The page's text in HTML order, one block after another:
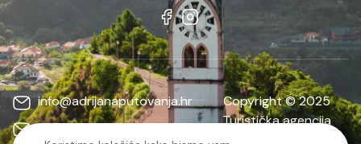
info@adrijanaputovanja.hr
d.matkovic@adrijanaputovanja.hr
Copyright © 2025
Turistička agencija
ADRIJANA | Sva prava